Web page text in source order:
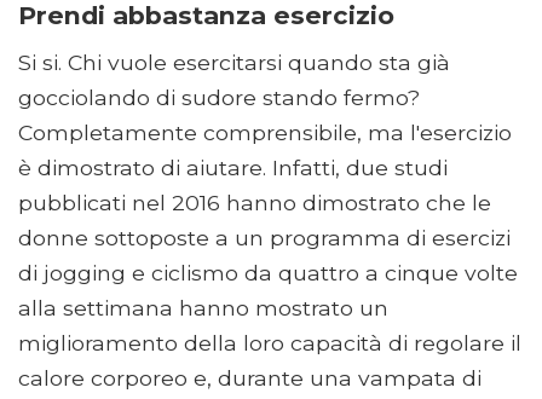
Prendi abbastanza esercizio
Si si. Chi vuole esercitarsi quando sta già
gocciolando di sudore stando fermo?
Completamente comprensibile, ma l'esercizio
è dimostrato di aiutare. Infatti, due studi
pubblicati nel 2016 hanno dimostrato che le
donne sottoposte a un programma di esercizi
di jogging e ciclismo da quattro a cinque volte
alla settimana hanno mostrato un
miglioramento della loro capacità di regolare il
calore corporeo e, durante una vampata di